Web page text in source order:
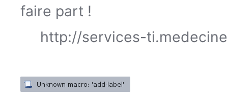
faire part !
http://services-